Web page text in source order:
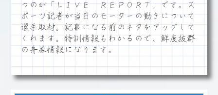
つのが「ＬＩＶＥ ＲＥＰＯＲＴ」です。ス
ポーツ記者が当日のモーターの動きについて
選手取材。記事になる前のネタをアップして
くれます。特訓情報もわかるので、鮮度抜群
の舟券情報になります。